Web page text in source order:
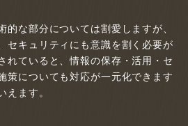
的な部分については割愛しますが、
セキュリティにも意識を割く必要が
れていると、情報の保存・活用・セ
策についても対応が一元化できます
えます。